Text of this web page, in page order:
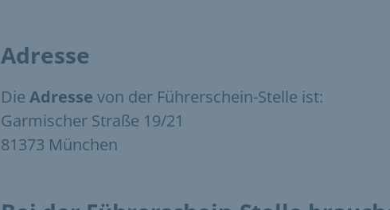
Adresse
Die Adresse von der Führerschein-Stelle ist:
Garmischer Straße 19/21
81373 München